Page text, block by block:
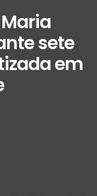
Maria
sete
em